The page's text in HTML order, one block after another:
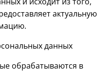
актуальную
данных
обрабатываются в